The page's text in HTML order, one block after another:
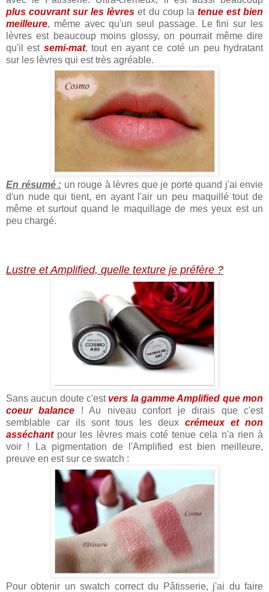
plus couvrant sur les lèvreset du coup la tenue est bien
meilleure, même avec qu'un seul passage. Le fini sur les
lèvres est beaucoup moins glossy, on pourrait même dire
qu'il estsemi-mat, tout en ayant ce coté un peu hydratant
sur les lèvres qui est très agréable.
En résumé : un rouge à lèvres que je porte quand j'ai envie
d'un nude qui tient, en ayant l'air un peu maquillé tout de
même et surtout quand le maquillage de mes yeux est un
peu chargé.
Lustre et Amplified, quelle texture je préfère ?
Sans aucun doute c'est vers la gamme Amplified que mon
coeur balance ! Au niveau confort je dirais que c'est
semblable car ils sont tous les deux crémeux et non
asséchant pour les lèvres mais coté tenue cela n'a rien à
voir ! La pigmentation de l'Amplified est bien meilleure,
preuve en est sur ce swatch :
Pour obtenir un swatch correct du Pâtisserie, j'ai du faire